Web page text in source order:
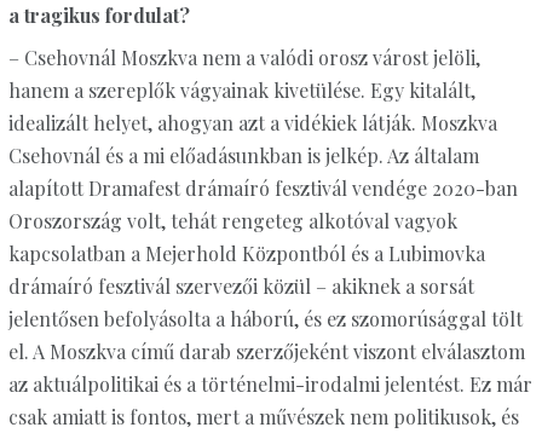
a tragikus fordulat?
– Csehovnál Moszkva nem a valódi orosz várost jelöli,
hanem a szereplők vágyainak kivetülése. Egy kitalált,
idealizált helyet, ahogyan azt a vidékiek látják. Moszkva
Csehovnál és a mi előadásunkban is jelkép. Az általam
alapított Dramafest drámaíró fesztivál vendége 2020-ban
Oroszország volt, tehát rengeteg alkotóval vagyok
kapcsolatban a Mejerhold Központból és a Lubimovka
drámaíró fesztivál szervezői közül – akiknek a sorsát
jelentősen befolyásolta a háború, és ez szomorúsággal tölt
el. A Moszkva című darab szerzőjeként viszont elválasztom
az aktuálpolitikai és a történelmi-irodalmi jelentést. Ez már
csak amiatt is fontos, mert a művészek nem politikusok, és